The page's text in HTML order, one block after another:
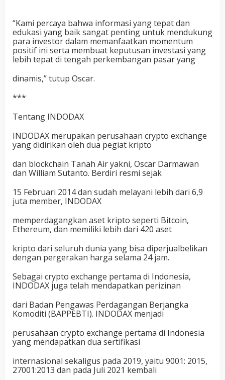
“Kami percaya bahwa informasi yang tepat dan
edukasi yang baik sangat penting untuk mendukung
para investor dalam memanfaatkan momentum
positif ini serta membuat keputusan investasi yang
lebih tepat di tengah perkembangan pasar yang
dinamis,” tutup Oscar.
***
Tentang INDODAX
INDODAX merupakan perusahaan crypto exchange
yang didirikan oleh dua pegiat kripto
dan blockchain Tanah Air yakni, Oscar Darmawan
dan William Sutanto. Berdiri resmi sejak
15 Februari 2014 dan sudah melayani lebih dari 6,9
juta member, INDODAX
memperdagangkan aset kripto seperti Bitcoin,
Ethereum, dan memiliki lebih dari 420 aset
kripto dari seluruh dunia yang bisa diperjualbelikan
dengan pergerakan harga selama 24 jam.
Sebagai crypto exchange pertama di Indonesia,
INDODAX juga telah mendapatkan perizinan
dari Badan Pengawas Perdagangan Berjangka
Komoditi (BAPPEBTI). INDODAX menjadi
perusahaan crypto exchange pertama di Indonesia
yang mendapatkan dua sertifikasi
internasional sekaligus pada 2019, yaitu 9001: 2015,
27001:2013 dan pada Juli 2021 kembali